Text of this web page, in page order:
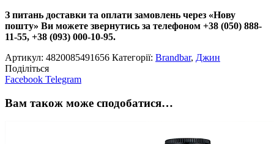
З питань доставки та оплати замовлень через «Нову
пошту» Ви можете звернутись за телефоном +38 (050) 888-
11-55, +38 (093) 000-10-95.
Артикул: 4820085491656 Категорії: Brandbar, Джин
Поділіться
Facebook Telegram
Вам також може сподобатися…